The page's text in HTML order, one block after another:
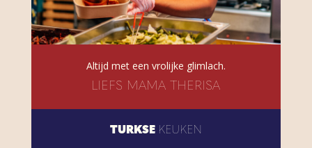
Altijd met een vrolijke glimlach.
LIEFS MAMA THERISA
TURKSE KEUKEN